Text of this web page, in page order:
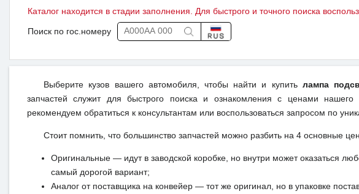
Каталог находится в стадии заполнения. Для быстрого и точного поиска
Поиск по гос.номеру
Выберите кузов вашего автомобиля, чтобы найти и купить лампа
запчастей служит для быстрого поиска и ознакомления с ценами
рекомендуем обратиться к консультантам или воспользоваться запросом по
Стоит помнить, что большинство запчастей можно разбить на 4 основные
Оригинальные — идут в заводской коробке, но внутри может оказаться
самый дорогой вариант;
Аналог от поставщика на конвейер — тот же оригинал, но в упаковке